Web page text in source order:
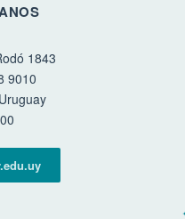
1843
9010